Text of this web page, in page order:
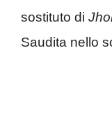
sostituto di
Saudita nello